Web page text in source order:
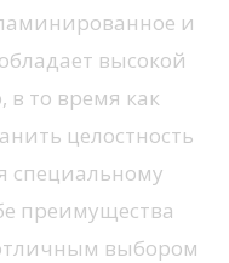
и
высокой
в то время как
целостность
специальному
преимущества
выбором